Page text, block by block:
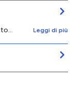
Leggi di più